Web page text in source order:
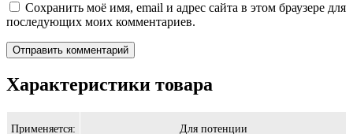
Сохранить моё имя, email и адрес сайта в этом браузере для
последующих моих комментариев.
Характеристики товара
Применяется: Для потенции